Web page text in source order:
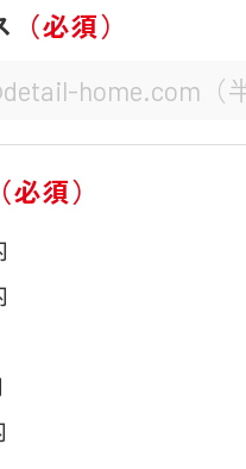
（必須）
（必須）